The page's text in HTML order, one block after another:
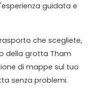
guidata e
che scegliete,
della grotta Tham
di mappe sul tuo
senza problemi.